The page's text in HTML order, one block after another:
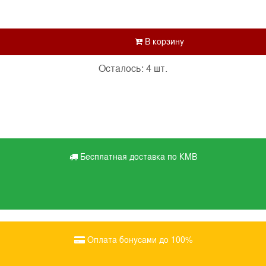
Осталось: 4 шт.
Бесплатная доставка по КМВ
Оплата бонусами до 100%